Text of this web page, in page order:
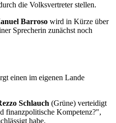
die Volksvertreter stellen.
Barroso wird in Kürze über
Sprecherin zunächst noch
einen im eigenen Lande
Schlauch (Grüne) verteidigt
finanzpolitische Kompetenz?",
habe.